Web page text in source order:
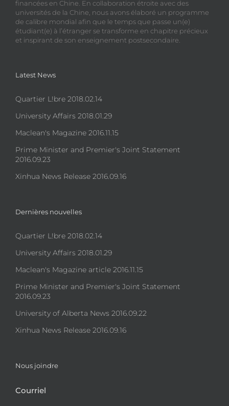
financées en Chine. En collaboration étroite avec des
universités de la Chine, nous avons élaboré un programme
de calibre mondial afin que le temps que passe un(e)
étudiant(e) à l’étranger se transforme en chapitre précieux
et inspirant de son enseignement postsecondaire.
Latest News
Quartier L!bre 2018.02.14
University Affairs 2018.01.29
Maclean's Magazine 2016.11.15
Prime Minister and Premier's Joint Statement
2016.09.23
Xinhua News Release 2016.09.16
Dernières nouvelles
Quartier L!bre 2018.02.14
University Affairs 2018.01.29
Maclean's Magazine article 2016.11.15
Prime Minister and Premier's Joint Statement
2016.09.23
University of Alberta News 2016.09.22
Xinhua News Release 2016.09.16
Nous joindre
Courriel